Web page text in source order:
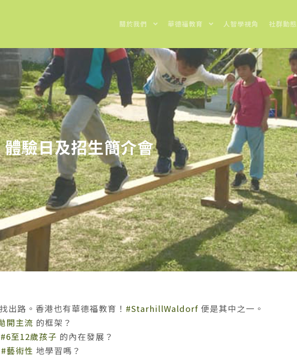
關於我們 華德福教育 人智學視角 社群動態
驗日及招生簡介會
出路。香港也有華德福教育！ #StarhillWaldorf 便是其中之一。
開主流 的框架？
#6至12歲孩子 的內在發展？
#藝術性 地學習嗎？